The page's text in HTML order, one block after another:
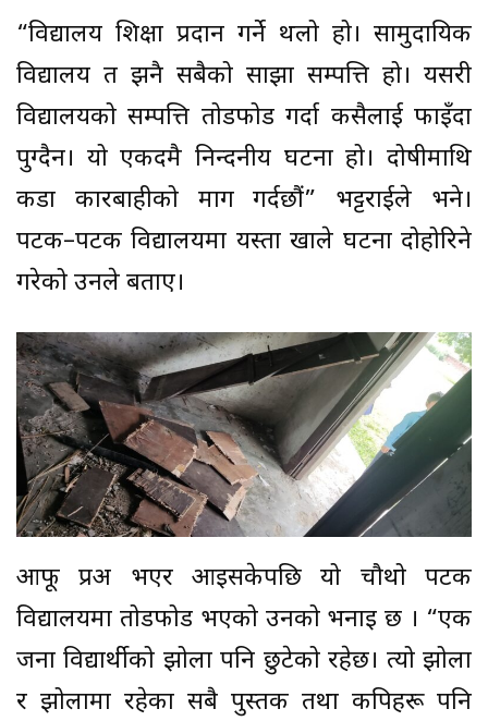
“विद्यालय शिक्षा प्रदान गर्ने थलो हो। सामुदायिक
विद्यालय त झनै सबैको साझा सम्पत्ति हो। यसरी
विद्यालयको सम्पत्ति तोडफोड गर्दा कसैलाई फाइँदा
पुग्दैन। यो एकदमै निन्दनीय घटना हो। दोषीमाथि
कडा कारबाहीको माग गर्दछौं” भट्टराईले भने।
पटक–पटक विद्यालयमा यस्ता खाले घटना दोहोरिने
गरेको उनले बताए।
आफू प्रअ भएर आइसकेपछि यो चौथो पटक
विद्यालयमा तोडफोड भएको उनको भनाइ छ । “एक
जना विद्यार्थीको झोला पनि छुटेको रहेछ। त्यो झोला
र झोलामा रहेका सबै पुस्तक तथा कपिहरू पनि